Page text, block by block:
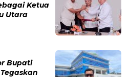
Ketua
Utara
Bupati